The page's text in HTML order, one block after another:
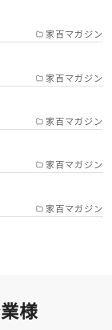
田
家百マガジン
家百マガジン
家百マガジン
家百マガジン
家百マガジン
様